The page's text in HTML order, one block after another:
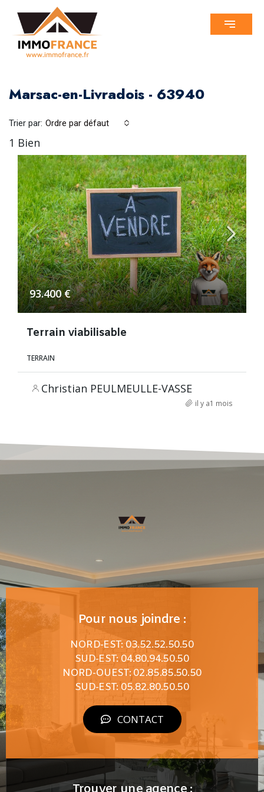
Marsac-en-Livradois - 63940
1 Bien
Trier par: Ordre par défaut
93.400 €
Terrain viabilisable
TERRAIN
Christian PEULMEULLE-VASSE
il y a1 mois
Pour nous joindre :
NORD-EST: 03.52.52.50.50
SUD-EST: 04.80.94.50.50
NORD-OUEST: 02.85.85.50.50
SUD-EST: 05.82.80.50.50
CONTACT